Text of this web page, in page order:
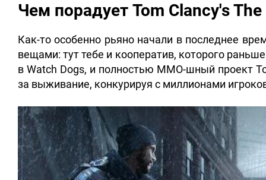
Чем порадует Tom Clancy's
Как-то особенно рьяно начали в последнее
вещами: тут тебе и кооператив, которого
в Watch Dogs, и полностью MMO-шный проект
за выживание, конкурируя с миллионами